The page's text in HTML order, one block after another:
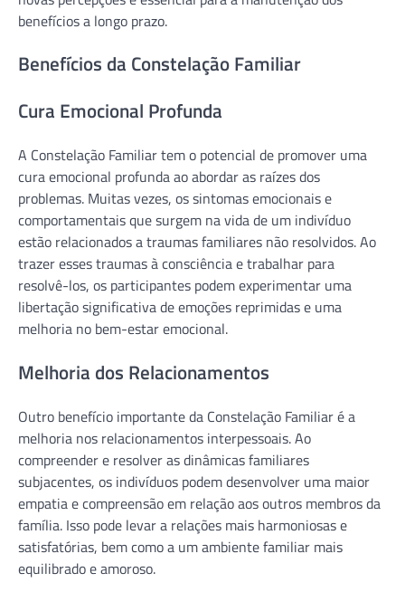
benefícios a longo prazo.
Benefícios da Constelação Familiar
Cura Emocional Profunda
A Constelação Familiar tem o potencial de promover uma
cura emocional profunda ao abordar as raízes dos
problemas. Muitas vezes, os sintomas emocionais e
comportamentais que surgem na vida de um indivíduo
estão relacionados a traumas familiares não resolvidos. Ao
trazer esses traumas à consciência e trabalhar para
resolvê-los, os participantes podem experimentar uma
libertação significativa de emoções reprimidas e uma
melhoria no bem-estar emocional.
Melhoria dos Relacionamentos
Outro benefício importante da Constelação Familiar é a
melhoria nos relacionamentos interpessoais. Ao
compreender e resolver as dinâmicas familiares
subjacentes, os indivíduos podem desenvolver uma maior
empatia e compreensão em relação aos outros membros da
família. Isso pode levar a relações mais harmoniosas e
satisfatórias, bem como a um ambiente familiar mais
equilibrado e amoroso.